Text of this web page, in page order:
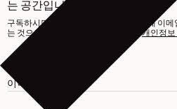
는 공간입니다.
구독하시면 맞춤형 경험을 제공하기 위해 이
는 것으로 간주됩니다. 자세한 내용은개인정보
이메일